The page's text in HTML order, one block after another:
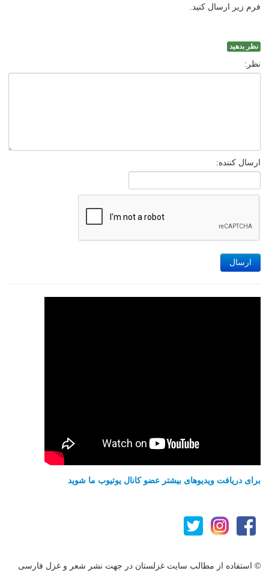
فرم زیر ارسال کنید.
نظر بدهید
نظر:
ارسال کننده:
ارسال
برای دریافت ویدیوهای بیشتر عضو کانال یوتیوب ما شوید
© استفاده از مطالب سایت غزلستان در جهت نشر شعر و غزل فارسی